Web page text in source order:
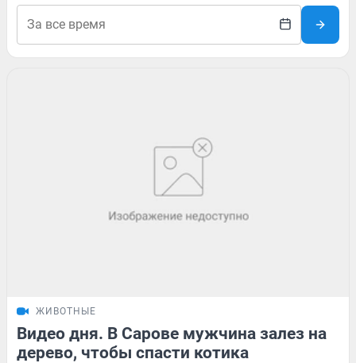
ЖИВОТНЫЕ
Видео дня. В Сарове мужчина залез на
дерево, чтобы спасти котика